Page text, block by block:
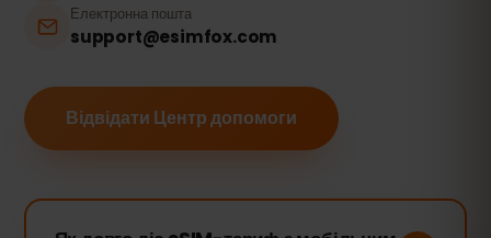
Електронна пошта
support@esimfox.com
Відвідати Центр допомоги